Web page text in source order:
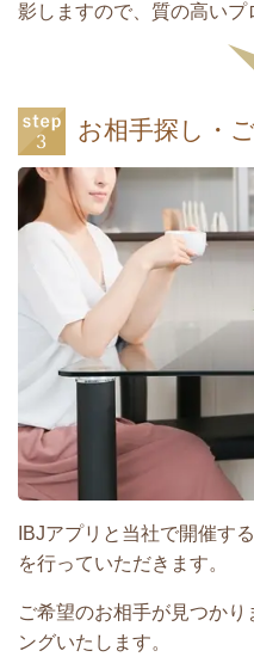
影しますので、質の高いプ
お相手探し・
IBJアプリと当社で開催す
を行っていただきます。
ご希望のお相手が見つか
ングいたします。